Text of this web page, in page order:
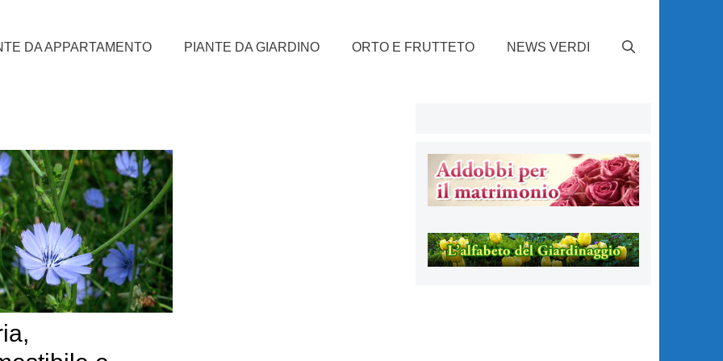
DA APPARTAMENTO PIANTE DA GIARDINO ORTO E FRUTTETO NEWS VERDI